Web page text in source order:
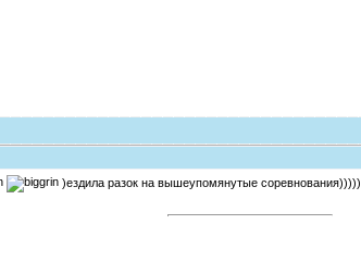
)ездила разок на вышеупомянутые соревнования)))))